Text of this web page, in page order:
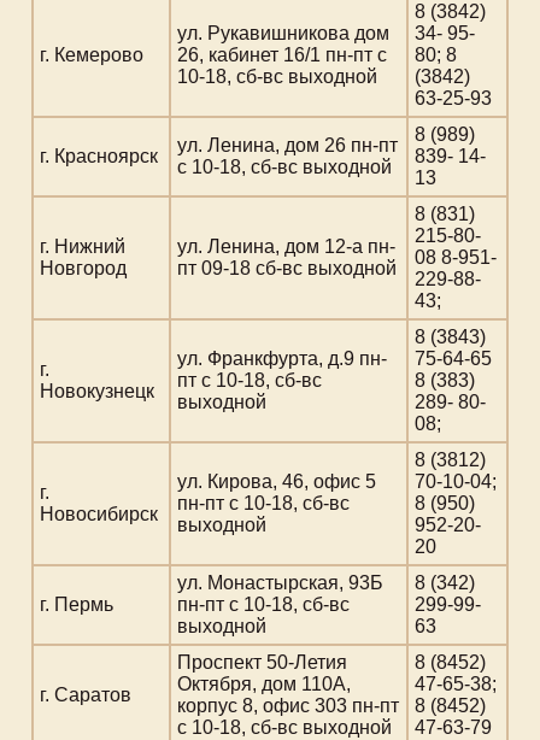
г. Кемерово
ул. Рукавишникова дом
26, кабинет 16/1 пн-пт с
10-18, сб-вс выходной
8 (3842)
34- 95-
80; 8
(3842)
63-25-93
г. Красноярск
ул. Ленина, дом 26 пн-пт
с 10-18, сб-вс выходной
8 (989)
839- 14-
13
г. Нижний
Новгород
ул. Ленина, дом 12-а пн-
пт 09-18 сб-вс выходной
8 (831)
215-80-
08 8-951-
229-88-
43;
г.
Новокузнецк
ул. Франкфурта, д.9 пн-
пт с 10-18, сб-вс
выходной
8 (3843)
75-64-65
8 (383)
289- 80-
08;
г.
Новосибирск
ул. Кирова, 46, офис 5
пн-пт с 10-18, сб-вс
выходной
8 (3812)
70-10-04;
8 (950)
952-20-
20
г. Пермь
ул. Монастырская, 93Б
пн-пт с 10-18, сб-вс
выходной
8 (342)
299-99-
63
г. Саратов
Проспект 50-Летия
Октября, дом 110А,
корпус 8, офис 303 пн-пт
с 10-18, сб-вс выходной
8 (8452)
47-65-38;
8 (8452)
47-63-79